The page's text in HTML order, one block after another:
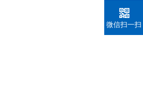
微信扫一扫